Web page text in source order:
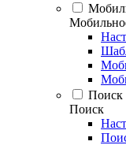
Поиск
Поиск